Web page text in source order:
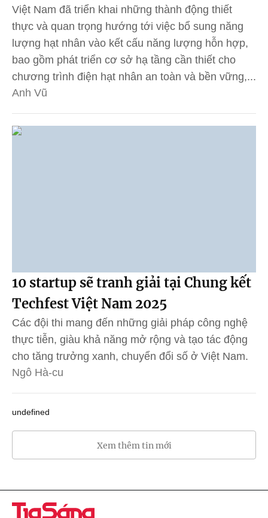
Việt Nam đã triển khai những thành động thiết
thực và quan trọng hướng tới việc bổ sung năng
lượng hạt nhân vào kết cấu năng lượng hỗn hợp,
bao gồm phát triển cơ sở hạ tầng cần thiết cho
chương trình điện hạt nhân an toàn và bền vững,...
Anh Vũ
10 startup sẽ tranh giải tại Chung kết
Techfest Việt Nam 2025
Các đội thi mang đến những giải pháp công nghệ
thực tiễn, giàu khả năng mở rộng và tạo tác động
cho tăng trưởng xanh, chuyển đổi số ở Việt Nam.
Ngô Hà-cu
undefined
Xem thêm tin mới